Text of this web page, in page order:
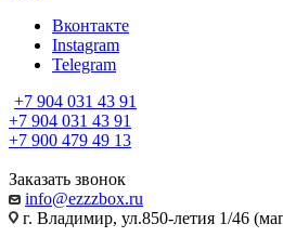
Вконтакте
Instagram
Telegram
+7 904 031 43 91
+7 904 031 43 91
+7 900 479 49 13
Заказать звонок
info@ezzzbox.ru
г. Владимир, ул.850-летия 1/46